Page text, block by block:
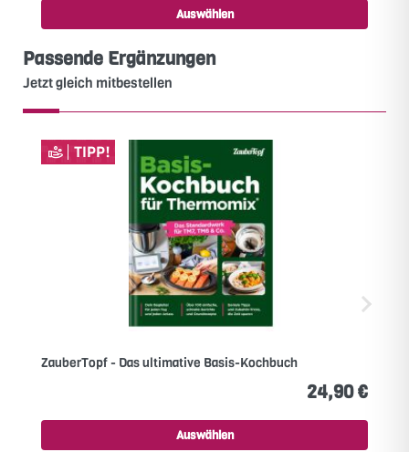
Auswählen
Passende Ergänzungen
Jetzt gleich mitbestellen
TIPP!
ZauberTopf - Das ultimative Basis-Kochbuch
24,90 €
Auswählen